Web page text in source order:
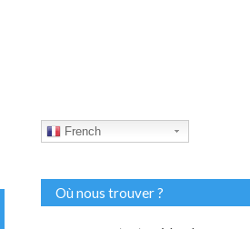
French
Où nous trouver ?